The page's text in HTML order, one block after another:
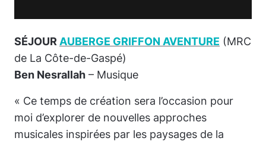
SÉJOUR AUBERGE GRIFFON AVENTURE (MRC
de La Côte-de-Gaspé)
Ben Nesrallah – Musique
« Ce temps de création sera l’occasion pour
moi d’explorer de nouvelles approches
musicales inspirées par les paysages de la